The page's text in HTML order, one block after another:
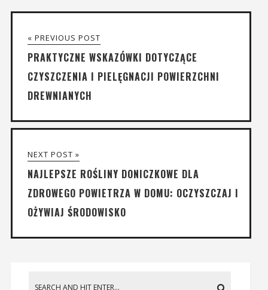
« PREVIOUS POST
PRAKTYCZNE WSKAZÓWKI DOTYCZĄCE
CZYSZCZENIA I PIELĘGNACJI POWIERZCHNI
DREWNIANYCH
NEXT POST »
NAJLEPSZE ROŚLINY DONICZKOWE DLA
ZDROWEGO POWIETRZA W DOMU: OCZYSZCZAJ I
OŻYWIAJ ŚRODOWISKO